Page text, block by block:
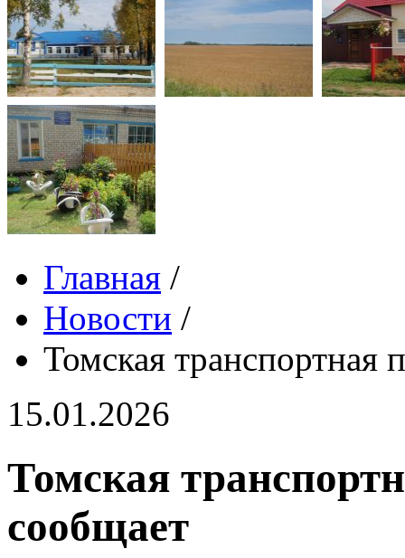
Главная /
Новости /
Томская транспортная
15.01.2026
Томская
сообщает